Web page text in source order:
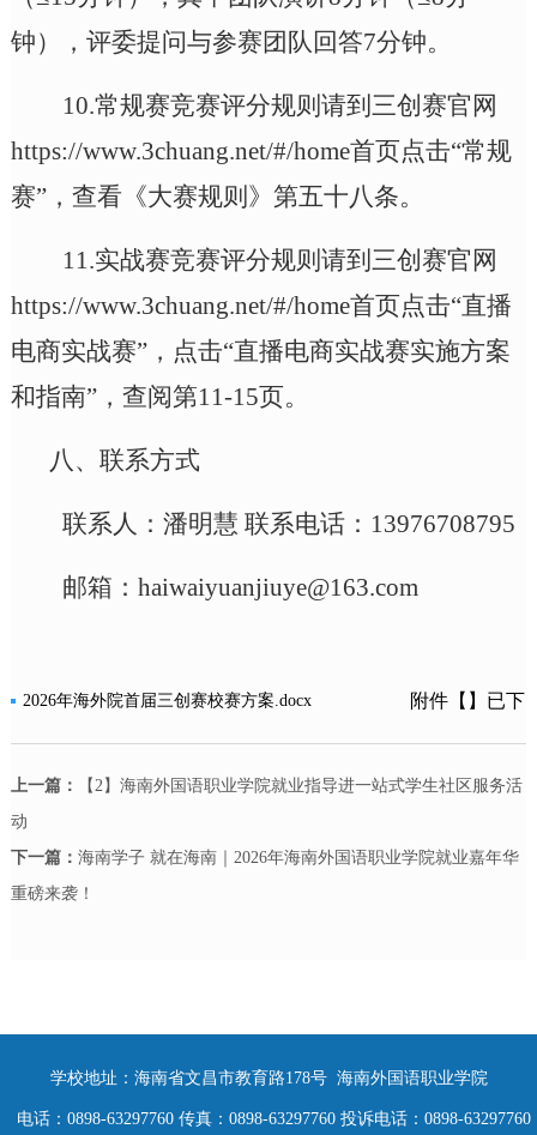
钟），评委提问与参赛团队回答7分钟。
10.常规赛竞赛评分规则请到三创赛官网
https://www.3chuang.net/#/home首页点击“常规
赛”，查看《大赛规则》第五十八条。
11.实战赛竞赛评分规则请到三创赛官网
https://www.3chuang.net/#/home首页点击“直播
电商实战赛”，点击“直播电商实战赛实施方案
和指南”，查阅第11-15页。
八、联系方式
联系人： 潘明慧 联系电话： 13976708795
邮箱 ： haiwaiyuanjiuye@163.com
附件【
2026年海外院首届三创赛校赛方案.docx
】已下
上一篇：
【2】海南外国语职业学院就业指导进一站式学生社区服务活
动
下一篇： 海南学子 就在海南｜2026年海南外国语职业学院就业嘉年华
重磅来袭！
学校地址：海南省文昌市教育路178号 海南外国语职业学院
电话：0898-63297760 传真：0898-63297760 投诉电话：0898-63297760